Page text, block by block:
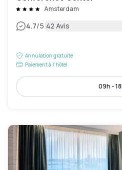
Amsterdam
4.7/5|42 Avis
Annulation gratuite
Paiement à l'hôtel
09h -